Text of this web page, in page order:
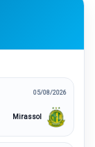
05/08/2026
Mirassol